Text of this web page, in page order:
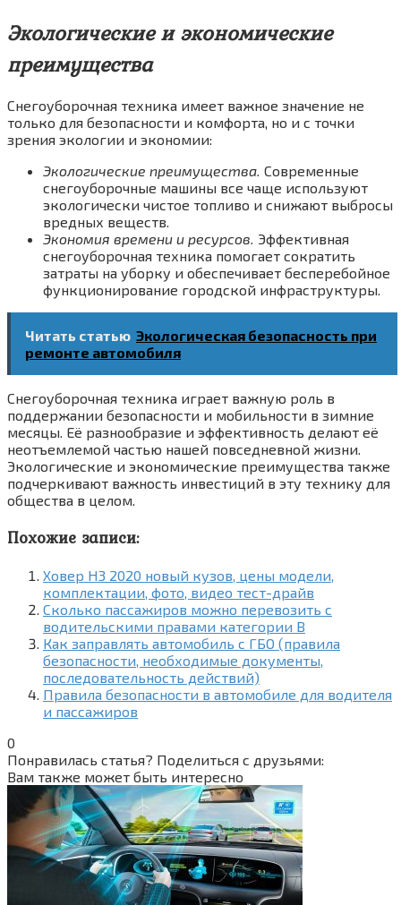
Экологические и экономические
преимущества
Снегоуборочная техника имеет важное значение не
только для безопасности и комфорта, но и с точки
зрения экологии и экономии:
Экологические преимущества. Современные
снегоуборочные машины все чаще используют
экологически чистое топливо и снижают выбросы
вредных веществ.
Экономия времени и ресурсов. Эффективная
снегоуборочная техника помогает сократить
затраты на уборку и обеспечивает бесперебойное
функционирование городской инфраструктуры.
Читать статью Экологическая безопасность при
ремонте автомобиля
Снегоуборочная техника играет важную роль в
поддержании безопасности и мобильности в зимние
месяцы. Её разнообразие и эффективность делают её
неотъемлемой частью нашей повседневной жизни.
Экологические и экономические преимущества также
подчеркивают важность инвестиций в эту технику для
общества в целом.
Похожие записи:
Ховер Н3 2020 новый кузов, цены модели,
комплектации, фото, видео тест-драйв
Сколько пассажиров можно перевозить с
водительскими правами категории В
Как заправлять автомобиль с ГБО (правила
безопасности, необходимые документы,
последовательность действий)
Правила безопасности в автомобиле для водителя
и пассажиров
0
Понравилась статья? Поделиться с друзьями:
Вам также может быть интересно